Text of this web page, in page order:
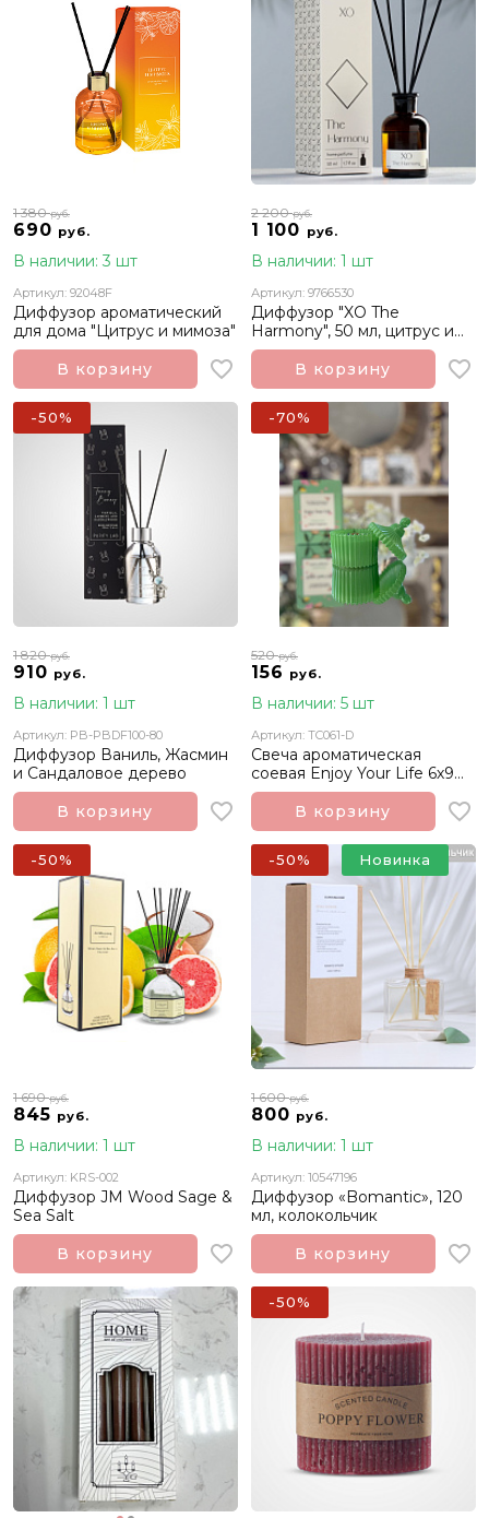
690 руб.
1 380руб.
В наличии: 3 шт
Артикул: 92048F
Диффузор ароматический
для дома "Цитрус и мимоза"
В корзину
1 100 руб.
2 200руб.
В наличии: 1 шт
Артикул: 9766530
Диффузор "XO The
Harmony", 50 мл, цитрус и
сандал
В корзину
910 руб.
1 820руб.
В наличии: 1 шт
Артикул: PB-PBDF100-80
Диффузор Ваниль, Жасмин
и Сандаловое дерево
В корзину
-50%
156 руб.
520руб.
В наличии: 5 шт
Артикул: TC061-D
Свеча ароматическая
соевая Enjoy Your Life 6х9
см
В корзину
-70%
845 руб.
1 690руб.
В наличии: 1 шт
Артикул: KRS-002
Диффузор JM Wood Sage &
Sea Salt
В корзину
-50%
800 руб.
1 600руб.
В наличии: 1 шт
Артикул: 10547196
Диффузор «Bomantic», 120
мл, колокольчик
В корзину
-50% Новинка
-50%